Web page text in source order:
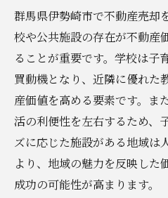
不動産業界の専門家
ク
プロの助言で売却
群馬県伊勢崎市で不動産売却
校や公共施設の存在が不動産
ることが重要です。学校は子
買動機となり、近隣に優れた
産価値を高める要素です。ま
活の利便性を左右するため、
ズに応じた施設がある地域は
より、地域の魅力を反映した
成功の可能性が高まります。